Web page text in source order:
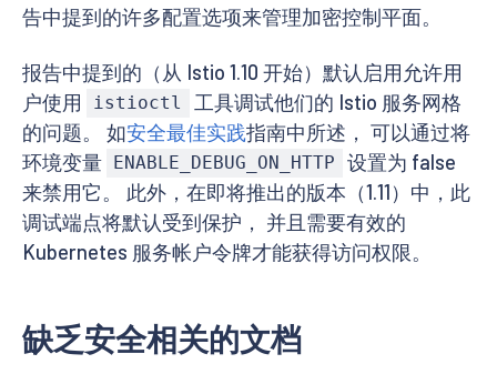
告中提到的许多配置选项来管理加密控制平面。
报告中提到的（从 Istio 1.10 开始）默认启用允许用
户使用
istioctl
工具调试他们的 Istio 服务网格
的问题。 如安全最佳实践指南中所述， 可以通过将
环境变量
ENABLE_DEBUG_ON_HTTP
设置为 false
来禁用它。 此外，在即将推出的版本（1.11）中，此
调试端点将默认受到保护， 并且需要有效的
Kubernetes 服务帐户令牌才能获得访问权限。
缺乏安全相关的文档